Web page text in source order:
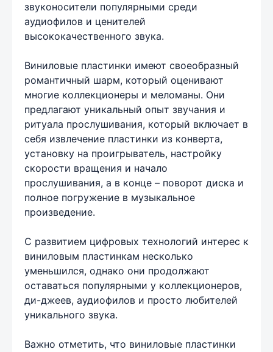
звуконосители популярными среди
аудиофилов и ценителей
высококачественного звука.
Виниловые пластинки имеют своеобразный
романтичный шарм, который оценивают
многие коллекционеры и меломаны. Они
предлагают уникальный опыт звучания и
ритуала прослушивания, который включает в
себя извлечение пластинки из конверта,
установку на проигрыватель, настройку
скорости вращения и начало
прослушивания, а в конце – поворот диска и
полное погружение в музыкальное
произведение.
С развитием цифровых технологий интерес к
виниловым пластинкам несколько
уменьшился, однако они продолжают
оставаться популярными у коллекционеров,
ди-джеев, аудиофилов и просто любителей
уникального звука.
Важно отметить, что виниловые пластинки